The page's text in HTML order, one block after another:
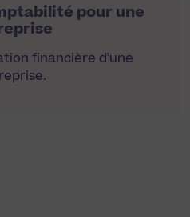
pour une
financière d'une